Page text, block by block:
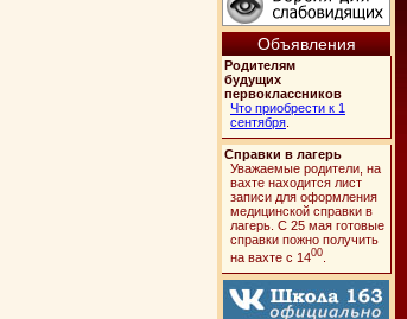
Объявления
Родителям
будущих
первоклассников
Что приобрести к 1
сентября
Справки в лагерь
Уважаемые родители, на
вахте находится лист
записи для оформления
медицинской справки в
лагерь. C 25 мая готовые
справки пожно получить
на вахте с 1400